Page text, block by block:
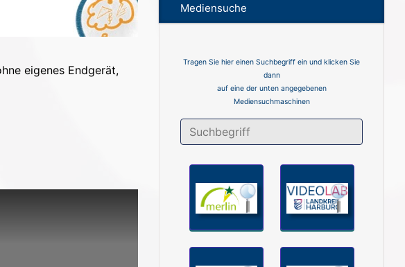
eigenes Endgerät,
Mediensuche
Tragen Sie hier einen Suchbegriff ein und klicken Sie
dann
auf eine der unten angegebenen
Mediensuchmaschinen